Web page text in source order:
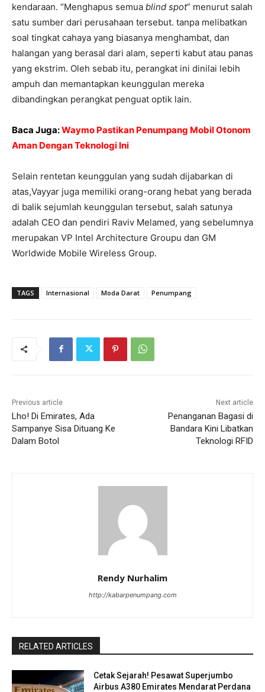
kendaraan. “Menghapus semua blind spot” menurut salah
satu sumber dari perusahaan tersebut. tanpa melibatkan
soal tingkat cahaya yang biasanya menghambat, dan
halangan yang berasal dari alam, seperti kabut atau panas
yang ekstrim. Oleh sebab itu, perangkat ini dinilai lebih
ampuh dan memantapkan keunggulan mereka
dibandingkan perangkat penguat optik lain.
Baca Juga:Waymo Pastikan Penumpang Mobil Otonom
Aman Dengan Teknologi Ini
Selain rentetan keunggulan yang sudah dijabarkan di
atas,Vayyar juga memiliki orang-orang hebat yang berada
di balik sejumlah keunggulan tersebut, salah satunya
adalah CEO dan pendiri Raviv Melamed, yang sebelumnya
merupakan VP Intel Architecture Groupu dan GM
Worldwide Mobile Wireless Group.
TAGS Internasional Moda Darat Penumpang
Previous article
Lho! Di Emirates, Ada
Sampanye Sisa Dituang Ke
Dalam Botol
Next article
Penanganan Bagasi di
Bandara Kini Libatkan
Teknologi RFID
Rendy Nurhalim
http://kabarpenumpang.com
RELATED ARTICLES
Cetak Sejarah! Pesawat Superjumbo
Airbus A380 Emirates Mendarat Perdana